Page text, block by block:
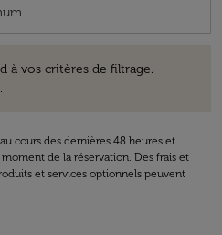
à vos critères de filtrage.
cours des dernières 48 heures et
de la réservation. Des frais et
et services optionnels peuvent